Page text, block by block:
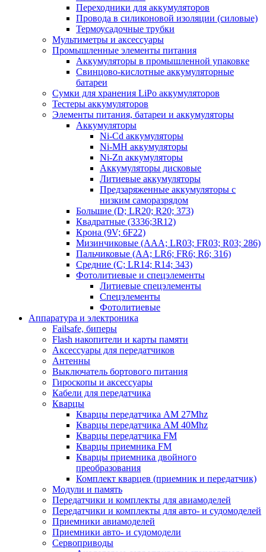
Переходники для аккумуляторов
Провода в силиконовой изоляции (силовые)
Термоусадочные трубки
Мультиметры и аксессуары
Промышленные элементы питания
Аккумуляторы в промышленной упаковке
Свинцово-кислотные аккумуляторные
батареи
Сумки для хранения LiPo аккумуляторов
Тестеры аккумуляторов
Элементы питания, батареи и аккумуляторы
Аккумуляторы
Ni-Cd аккумуляторы
Ni-MH аккумуляторы
Ni-Zn аккумуляторы
Аккумуляторы дисковые
Литиевые аккумуляторы
Предзаряженные аккумуляторы с
низким саморазрядом
Большие (D; LR20; R20; 373)
Квадратные (3336;3R12)
Крона (9V; 6F22)
Мизинчиковые (AAA; LR03; FR03; R03; 286)
Пальчиковые (AA; LR6; FR6; R6; 316)
Средние (C; LR14; R14; 343)
Фотолитиевые и спецэлементы
Литиевые спецэлементы
Спецэлементы
Фотолитиевые
Аппаратура и электроника
Failsafe, биперы
Flash накопители и карты памяти
Аксессуары для передатчиков
Антенны
Выключатель бортового питания
Гироскопы и аксессуары
Кабели для передатчика
Кварцы
Кварцы передатчика AM 27Mhz
Кварцы передатчика AM 40Mhz
Кварцы передатчика FM
Кварцы приемника FM
Кварцы приемника двойного
преобразования
Комплект кварцев (приемник и передатчик)
Модули и память
Передатчики и комплекты для авиамоделей
Передатчики и комплекты для авто- и судомоделей
Приемники авиамоделей
Приемники авто- и судомодели
Сервоприводы